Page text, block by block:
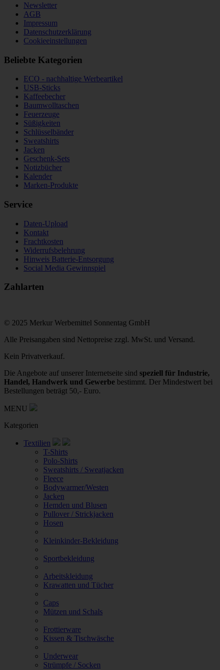
Newsletter
AGB
Impressum
Datenschutzerklärung
Cookieeinstellungen
Beliebte Kategorien
ECO - nachhaltige Werbeartikel
USB-Sticks
Kaffeebecher
Baumwolltaschen
Feuerzeuge
Süßigkeiten
Schlüsselbänder
Sweatshirts
Jacken
Geschenk-Sets
Notizbücher
Kalender
Marken-Produkte
Service
Daten-Upload
Kontakt
Frachtkosten
Widerrufsbelehrung
Hinweis Batterie-Entsorgung
Social Media Gewinnspiel
Zahlarten
© 2025 Merkur Werbemittel Sonnentag GmbH
Alle Preisangaben sind Nettopreise zzgl. MwSt. und Versand.
Kein Privatverkauf.
Die Angebote auf unserer Internetseite sind speziell für Industrie,
Handel, Handwerk und Gewerbe bestimmt. Der Mindestwert bei
Bestellungen beträgt 50,- Euro.
MENU
Kategorien
Textilien
T-Shirts
Polo-Shirts
Sweatshirts / Sweatjacken
Fleece
Bodywarmer/Westen
Jacken
Hemden und Blusen
Pullover / Strickjacken
Hosen
Kleinkinder-Bekleidung
Sportbekleidung
Arbeitskleidung
Krawatten und Tücher
Caps
Mützen und Schals
Frottierware
Kissen & Tischwäsche
Underwear
Strümpfe / Socken